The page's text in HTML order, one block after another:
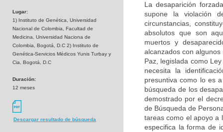
Lugar:
1) Instituto de Genética, Universidad
Nacional de Colombia, Facultad de
Medicina, Universidad Naciona de
Colombia, Bogotá, D.C 2) Instituto de
Genética-Servicios Médicos Yunis Turbay y
Cia, Bogotá, D.C
Duración:
12 meses
Descargar resultado de búsqueda
La desaparición
supone la violación
circunstancias,
absolutos que son
muertos y
alcanzados con
Paz, legislada como
necesita la
presuntiva como lo es
búsqueda de los
demostrado por el
de Búsqueda de
tareas como el apoyo a
especifica la forma de